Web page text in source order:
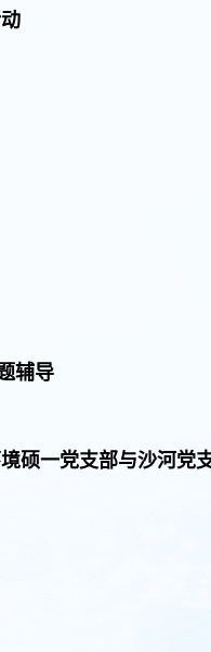
动
辅导
一党支部与沙河党